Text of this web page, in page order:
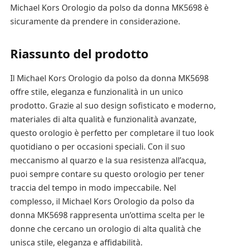
Michael Kors Orologio da polso da donna MK5698 è
sicuramente da prendere in considerazione.
Riassunto del prodotto
Il Michael Kors Orologio da polso da donna MK5698
offre stile, eleganza e funzionalità in un unico
prodotto. Grazie al suo design sofisticato e moderno,
materiales di alta qualità e funzionalità avanzate,
questo orologio è perfetto per completare il tuo look
quotidiano o per occasioni speciali. Con il suo
meccanismo al quarzo e la sua resistenza all’acqua,
puoi sempre contare su questo orologio per tener
traccia del tempo in modo impeccabile. Nel
complesso, il Michael Kors Orologio da polso da
donna MK5698 rappresenta un’ottima scelta per le
donne che cercano un orologio di alta qualità che
unisca stile, eleganza e affidabilità.